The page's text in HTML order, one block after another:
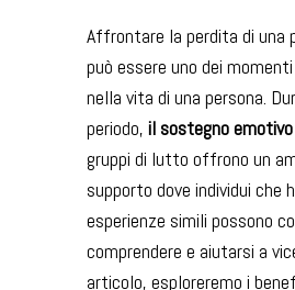
Affrontare la perdita di una
può essere uno dei
nella vita di una persona.
periodo, il sostegno
gruppi di lutto offrono un
supporto dove individui che
esperienze simili possono
comprendere e aiutarsi a
articolo, esploreremo i